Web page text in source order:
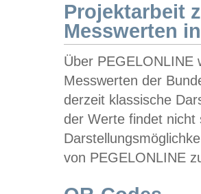
Projektarbeit
Messwerten
Über PEGELONLINE
Messwerten der
derzeit klassische
der Werte findet
von PEGELONLINE